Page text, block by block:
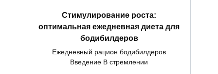
Стимулирование роста:
оптимальная ежедневная диета для
бодибилдеров
Ежедневный рацион бодибилдеров
Введение В стремлении